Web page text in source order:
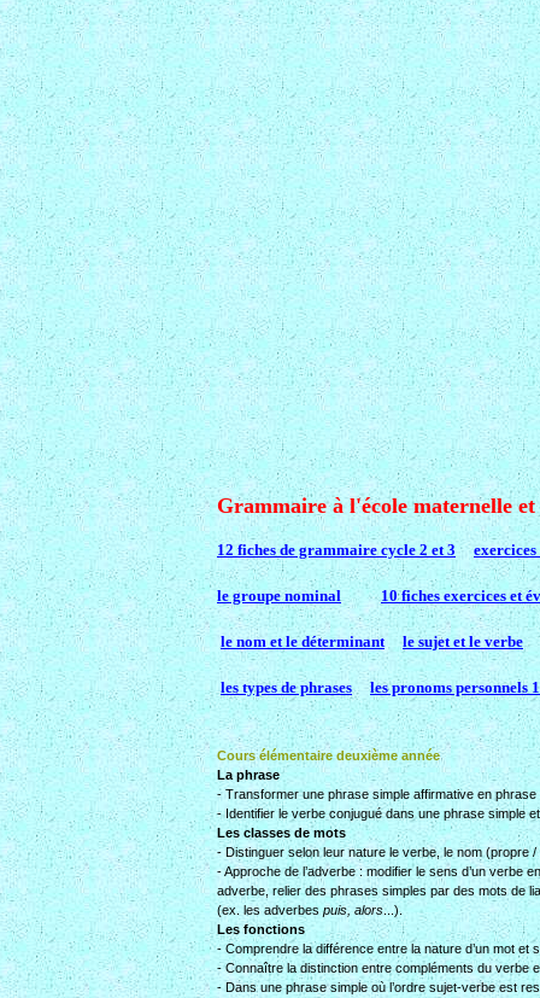
Grammaire à l'école maternelle et
12 fiches de grammaire cycle 2 et 3
le groupe nominal 10 fiches exercices et
le nom et le déterminant le sujet et le verbe
les types de phrases les pronoms personnels 1
Cours élémentaire deuxième année
La phrase
- Transformer une phrase simple affirmative en
- Identifier le verbe conjugué dans une phrase simple
Les classes de mots
- Distinguer selon leur nature le verbe, le nom
- Approche de l’adverbe : modifier le sens d’un verbe
adverbe, relier des phrases simples par des mots de
(ex. les adverbes puis, alors...).
Les fonctions
- Comprendre la différence entre la nature d’un mot et
- Connaître la distinction entre compléments du verbe
- Dans une phrase simple où l’ordre sujet-verbe est